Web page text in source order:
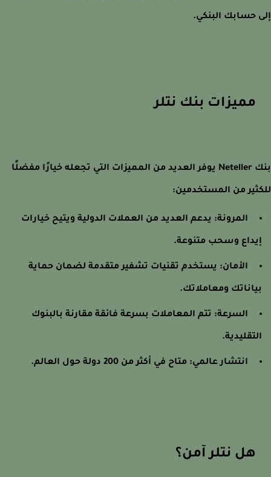
حسابك البنكي.
مميزات بنك نتلر
بنك Neteller يوفر العديد من المميزات التي تجعله خيارًا مفضلًا
من المستخدمين:
المرونة: يدعم العديد من العملات الدولية ويتيح خيارات
وسحب متنوعة.
الأمان: يستخدم تقنيات تشفير متقدمة لضمان حماية
ومعاملاتك.
السرعة: تتم المعاملات بسرعة فائقة مقارنة بالبنوك
انتشار عالمي: متاح في أكثر من 200 دولة حول العالم.
هل نتلر آمن؟